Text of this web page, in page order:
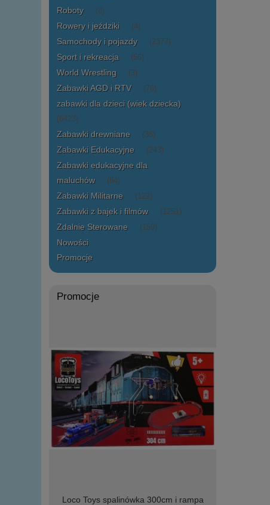
Roboty (8)
Rowery i jeździki (4)
Samochody i pojazdy (2377)
Sport i rekreacja (56)
World Wrestling (3)
Zabawki AGD i RTV (76)
zabawki dla dzieci (wiek dziecka)
(6423)
Zabawki drewniane (36)
Zabawki Edukacyjne (243)
Zabawki edukacyjne dla
maluchów
(84)
Zabawki Militarne (122)
Zabawki z bajek i filmów (1251)
Zdalnie Sterowane (159)
Nowości
Promocje
Promocje
Loco Toys spalinówka 300cm i rampa